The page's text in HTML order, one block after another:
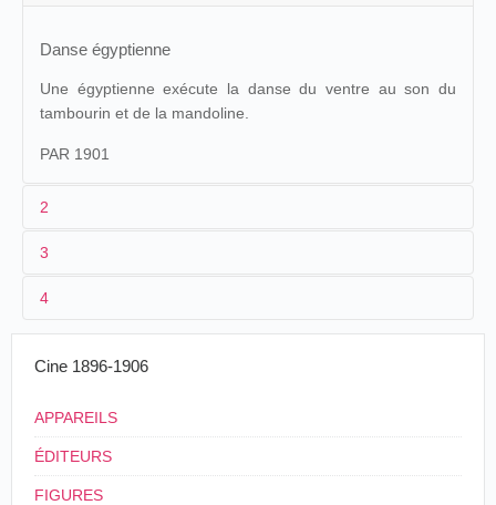
Danse égyptienne
Une égyptienne exécute la danse du ventre au son du
tambourin et de la mandoline.
PAR 1901
2
1
2
3
≤ 1901
14 m.
4
France
3
4
Cine 1896-1906
APPAREILS
ÉDITEURS
FIGURES